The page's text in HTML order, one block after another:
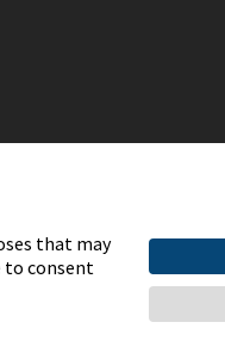
that may
to consent